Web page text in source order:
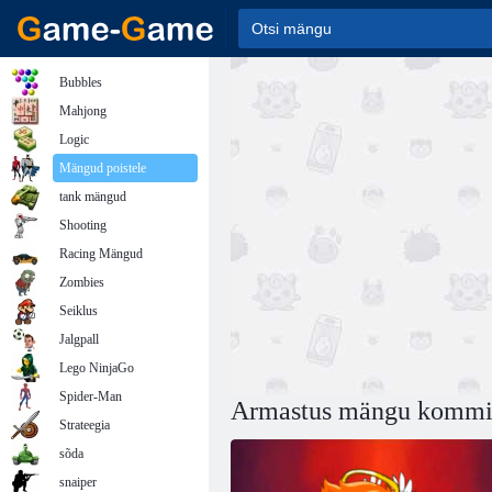
Armastus mängu kommi
Bubbles
Mahjong
Logic
Mängud poistele
tank mängud
Shooting
Racing Mängud
Zombies
Seiklus
Jalgpall
Lego NinjaGo
Spider-Man
Strateegia
sõda
snaiper